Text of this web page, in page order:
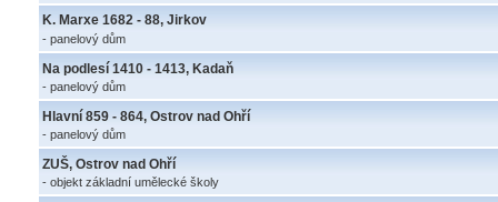
K. Marxe 1682 - 88, Jirkov
- panelový dům
Na podlesí 1410 - 1413, Kadaň
- panelový dům
Hlavní 859 - 864, Ostrov nad Ohří
- panelový dům
ZUŠ, Ostrov nad Ohří
- objekt základní umělecké školy